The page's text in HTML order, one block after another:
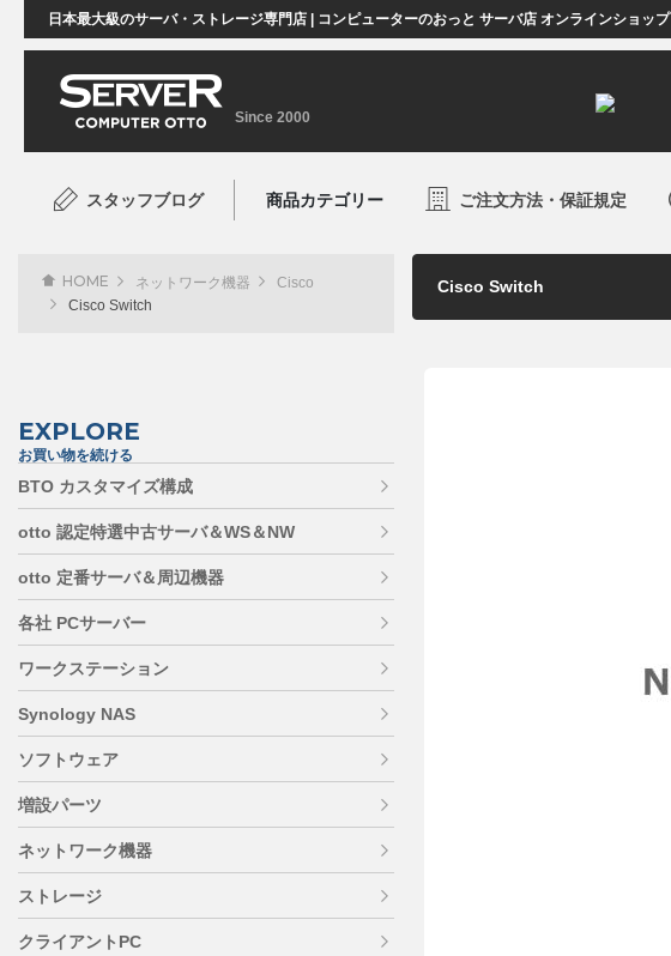
日本最大級のサーバ・ストレージ専門店 | コンピューターのおっと サーバ店 オンラインショップ
Since 2000
スタッフブログ 商品カテゴリー ご注文方法・保証規定
HOME ネットワーク機器
Cisco
Cisco Switch
EXPLORE
お買い物を続ける
BTO カスタマイズ構成
otto 認定特選中古サーバ＆WS＆NW
otto 定番サーバ＆周辺機器
各社 PCサーバー
ワークステーション
Synology NAS
ソフトウェア
増設パーツ
ネットワーク機器
ストレージ
クライアントPC